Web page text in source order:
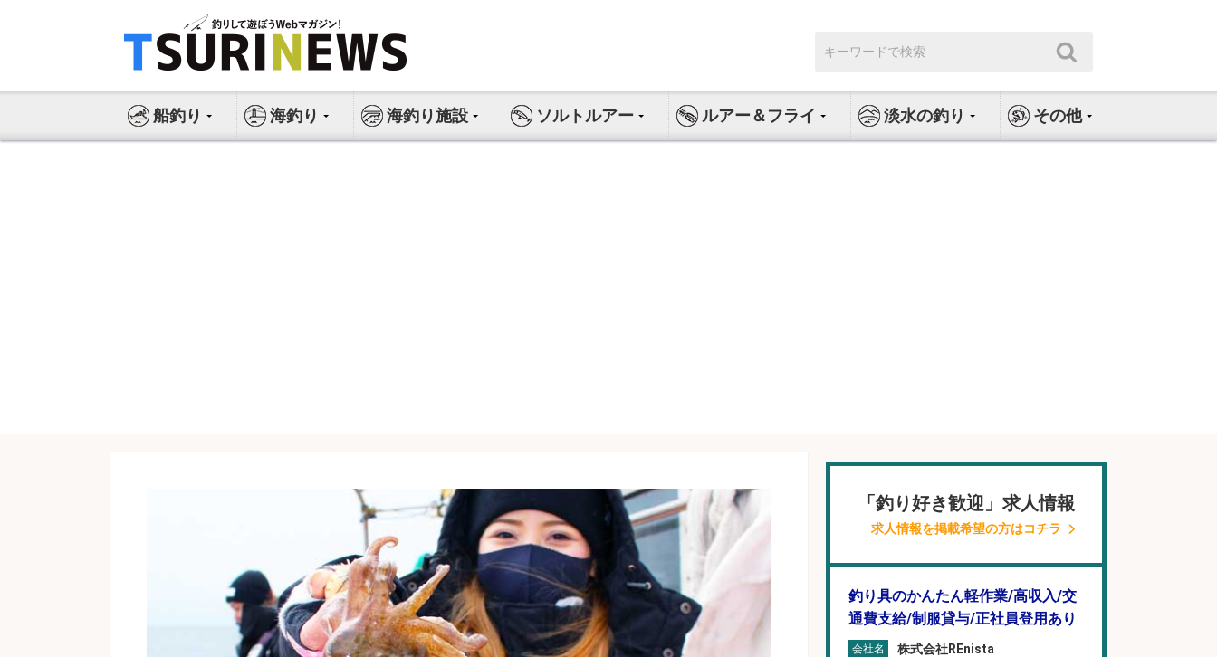
ス
索:
船釣り 海釣り 海釣り施設 ソルトルアー ルアー＆フライ 淡水の釣り その他
「釣り好き歓迎」求人情報
求人情報を掲載希望の方はコチラ
釣り具のかんたん軽作業/高収入/交
通費支給/制服貸与/正社員登用あり
会社名 株式会社REnista